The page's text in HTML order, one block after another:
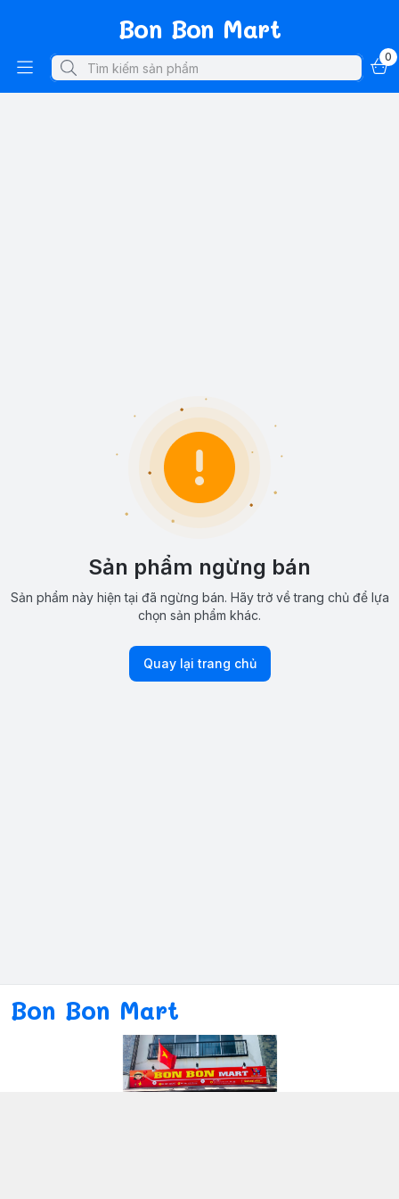
Bon Bon Mart
0
Sản phẩm ngừng bán
Sản phẩm này hiện tại đã ngừng bán. Hãy trở về trang chủ để lựa
chọn sản phẩm khác.
Quay lại trang chủ
Bon Bon Mart